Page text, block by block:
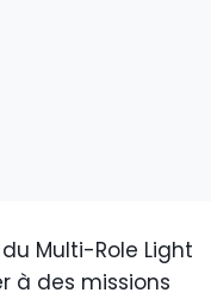
Multi-Role Light
à des missions